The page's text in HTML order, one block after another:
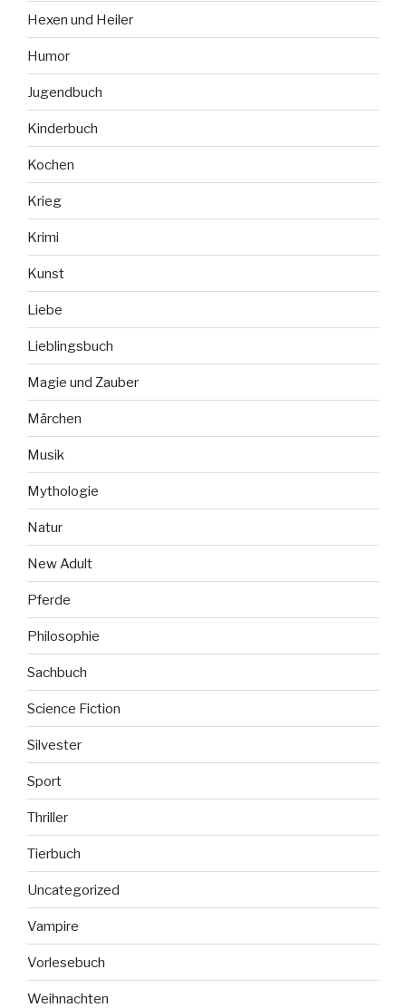
Hexen und Heiler
Humor
Jugendbuch
Kinderbuch
Kochen
Krieg
Krimi
Kunst
Liebe
Lieblingsbuch
Magie und Zauber
Märchen
Musik
Mythologie
Natur
New Adult
Pferde
Philosophie
Sachbuch
Science Fiction
Silvester
Sport
Thriller
Tierbuch
Uncategorized
Vampire
Vorlesebuch
Weihnachten